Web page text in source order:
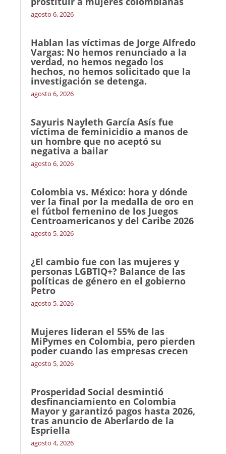
agosto 6, 2026
Hablan las víctimas de Jorge Alfredo
Vargas: No hemos renunciado a la
verdad, no hemos negado los
hechos, no hemos solicitado que la
investigación se detenga.
agosto 6, 2026
Sayuris Nayleth García Asís fue
víctima de feminicidio a manos de
un hombre que no aceptó su
negativa a bailar
agosto 6, 2026
Colombia vs. México: hora y dónde
ver la final por la medalla de oro en
el fútbol femenino de los Juegos
Centroamericanos y del Caribe 2026
agosto 5, 2026
¿El cambio fue con las mujeres y
personas LGBTIQ+? Balance de las
políticas de género en el gobierno
Petro
agosto 5, 2026
Mujeres lideran el 55% de las
MiPymes en Colombia, pero pierden
poder cuando las empresas crecen
agosto 5, 2026
Prosperidad Social desmintió
desfinanciamiento en Colombia
Mayor y garantizó pagos hasta 2026,
tras anuncio de Aberlardo de la
Espriella
agosto 4, 2026